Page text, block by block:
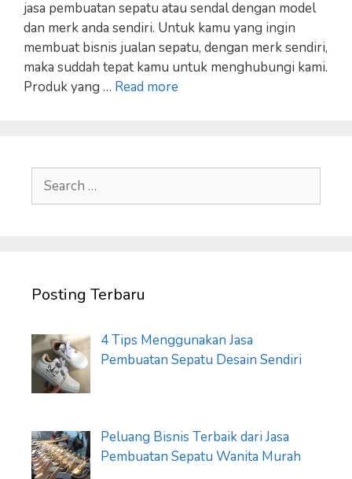
jasa pembuatan sepatu atau sendal dengan model
dan merk anda sendiri. Untuk kamu yang ingin
membuat bisnis jualan sepatu, dengan merk sendiri,
maka suddah tepat kamu untuk menghubungi kami.
Produk yang … Read more
Search
for:
Posting Terbaru
4 Tips Menggunakan Jasa
Pembuatan Sepatu Desain Sendiri
Peluang Bisnis Terbaik dari Jasa
Pembuatan Sepatu Wanita Murah